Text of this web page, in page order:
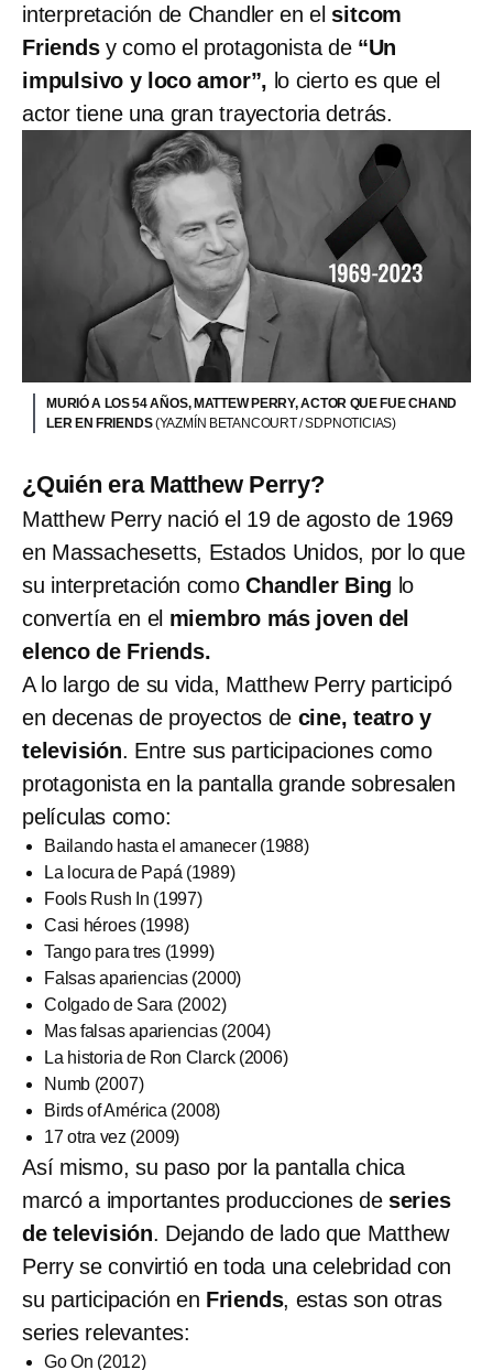
interpretación de Chandler en el sitcom
Friendsy como el protagonista de“Un
impulsivo y loco amor”, lo cierto es que el
actor tiene una gran trayectoria detrás.
MURIÓ A LOS 54 AÑOS, MATTEW PERRY, ACTOR QUE FUE CHAND
LER EN FRIENDS(YAZMÍN BETANCOURT / SDPNOTICIAS)
¿Quién era Matthew Perry?
Matthew Perry nació el 19 de agosto de 1969
en Massachesetts, Estados Unidos, por lo que
su interpretación comoChandler Bing lo
convertía en el miembro más joven del
elenco de Friends.
A lo largo de su vida, Matthew Perry participó
en decenas de proyectos de cine, teatro y
televisión. Entre sus participaciones como
protagonista en la pantalla grande sobresalen
películas como:
Bailando hasta el amanecer (1988)
La locura de Papá (1989)
Fools Rush In (1997)
Casi héroes (1998)
Tango para tres (1999)
Falsas apariencias (2000)
Colgado de Sara (2002)
Mas falsas apariencias (2004)
La historia de Ron Clarck (2006)
Numb (2007)
Birds of América (2008)
17 otra vez (2009)
Así mismo, su paso por la pantalla chica
marcó a importantes producciones de series
de televisión. Dejando de lado que Matthew
Perry se convirtió en toda una celebridad con
su participación en Friends, estas son otras
series relevantes:
Go On (2012)